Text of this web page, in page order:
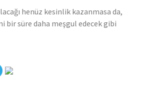
henüz kesinlik kazanmasa da,
bir süre daha meşgul edecek gibi